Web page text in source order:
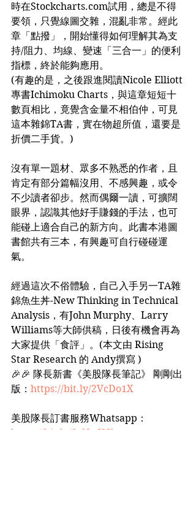
時在Stockcharts.com試用，總是不得
要領，只覺線圖交雜，混亂非常。經此
章「點撥」，開始懂得如何理解其為支
持/阻力、均線、變速「三合一」的便利
指標，終於能夠應用。
(有趣的是，之後跟進閱讀Nicole Elliott
專書Ichimoku Charts，與這章短短十
數頁相比，竟覺含金量不相伯仲，可見
這本雜錦TA書，實在物超所值，還要是
折價二手貨。)
沒有單一題材、眾多不熟悉的作者，且
肯定有部分篇幅沒用、不感興趣，或令
不少讀者卻步。然而偶爾一讀，可擴闊
眼界，認識其他好手賺錢的手法，也可
能碰上適合自己的新方向。此書本港圖
書館共有三本，有興趣可自行碰碰運
氣。
經過這次不俗體驗，自己入手另一TA雜
錦魚生丼-New Thinking in Technical
Analysis，有John Murphy、Larry
Williams等大師供稿，日後有機會再為
大家提供「食評」。(本文由 Rising
Star Research 的 Andy撰寫 )
🎉🎉 隊長新書《美股隊長筆記》 剛剛出
版： https://bit.ly/2VcDo1X
美股隊長訂書服務Whatsapp：
https://bit.ly/3cNwVCb